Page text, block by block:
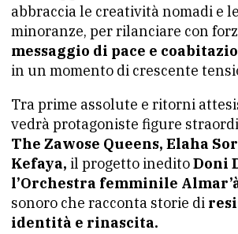
abbraccia le creatività nomadi e
minoranze, per rilanciare con
messaggio di pace e
in un momento di crescente
Tra prime assolute e ritorni
vedrà protagoniste figure
The Zawose Queens, Elaha
Kefaya, il progetto ineditoDoni
l’Orchestra femminile
sonoro che racconta storie di
identità e rinascita.